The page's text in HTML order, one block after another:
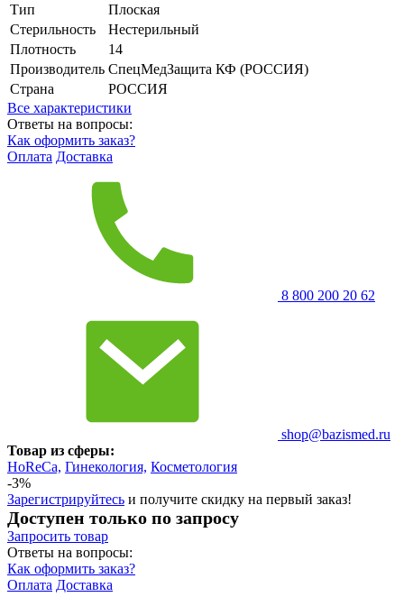
Тип
Плоская
Стерильность
Нестерильный
Плотность
14
Производитель СпецМедЗащита КФ (РОССИЯ)
Страна
РОССИЯ
Все характеристики
Ответы на вопросы:
Как оформить заказ?
Оплата Доставка
8 800 200 20 62
shop@bazismed.ru
Товар из сферы:
HoReCa, Гинекология, Косметология
-3%
Зарегистрируйтесь и получите скидку на первый заказ!
Доступен только по запросу
Запросить товар
Ответы на вопросы:
Как оформить заказ?
Оплата Доставка